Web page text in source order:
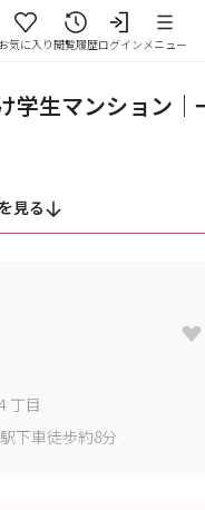
お気に入り閲覧履歴ログインメニュー
学生マンション｜
見る
丁目
下車徒歩約8分